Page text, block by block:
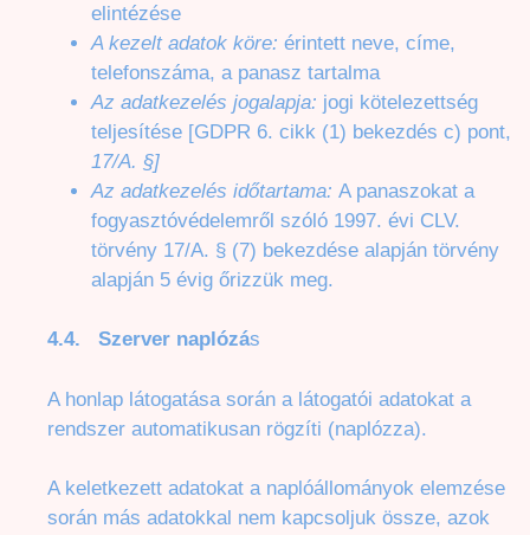
elintézése
A kezelt adatok köre: érintett neve, címe,
telefonszáma, a panasz tartalma
Az adatkezelés jogalapja: jogi kötelezettség
teljesítése [GDPR 6. cikk (1) bekezdés c) pont,
17/A. §]
Az adatkezelés időtartama: A panaszokat a
fogyasztóvédelemről szóló 1997. évi CLV.
törvény 17/A. § (7) bekezdése alapján törvény
alapján 5 évig őrizzük meg.
4.4. Szerver naplózás
A honlap látogatása során a látogatói adatokat a
rendszer automatikusan rögzíti (naplózza).
A keletkezett adatokat a naplóállományok elemzése
során más adatokkal nem kapcsoljuk össze, azok